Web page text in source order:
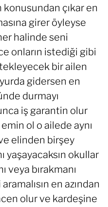
çıkar en
girer öyleyse
halinde seni
onların istediği gibi
bir ailen
gidersen en
durmayı
iş garantin olur
ol o ailede aynı
elinden birşey
yaşayacaksın okullar
veya bırakmanı
en azından
olur ve kardeşine